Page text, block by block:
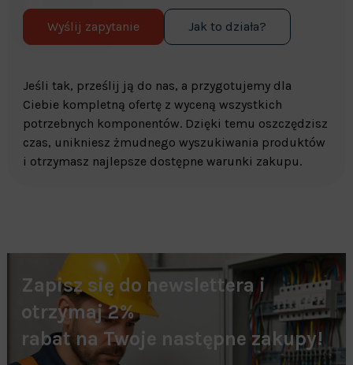
Wyślij zapytanie Jak to działa?
Jeśli tak, prześlij ją do nas, a przygotujemy dla
Ciebie kompletną ofertę z wyceną wszystkich
potrzebnych komponentów. Dzięki temu oszczędzisz
czas, unikniesz żmudnego wyszukiwania produktów
i otrzymasz najlepsze dostępne warunki zakupu.
Zapisz się do newslettera i
otrzymaj 2%
rabat na Twoje następne zakupy!